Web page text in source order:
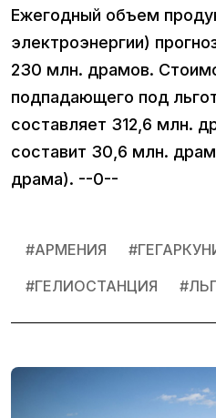
Ежегодный объем
электроэнергии)
230 млн. драмов.
подпадающего под
составляет 312,6 млн.
составит 30,6 млн.
драма). --0--
#АРМЕНИЯ #
#ГЕЛИОСТАНЦИЯ #